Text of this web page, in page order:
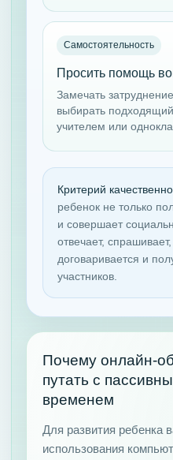
Самостоятельность
Просить помощь
Замечать
выбирать
учителем или
Критерий
ребенок не только
и совершает
отвечает,
договаривается и
участников.
Почему онлайн-
путать с
временем
Для развития ребенка
использования